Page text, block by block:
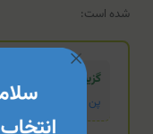
شده است:
گزینه تخصصی
پن شفاف مرطوب